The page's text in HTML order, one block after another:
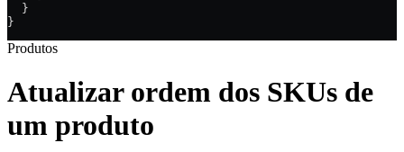
  }
}
Produtos
Atualizar ordem dos SKUs de
um produto